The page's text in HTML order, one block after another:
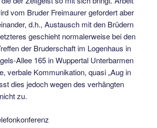
vom Bruder Freimaurer gefordert aber
d.h., Austausch mit den Brüdern
geschieht normalerweise bei den
der Bruderschaft im Logenhaus in
Allee 165 in Wuppertal Unterbarmen
verbale Kommunikation, quasi „Aug in
dies jedoch wegen des verhängten
zu.